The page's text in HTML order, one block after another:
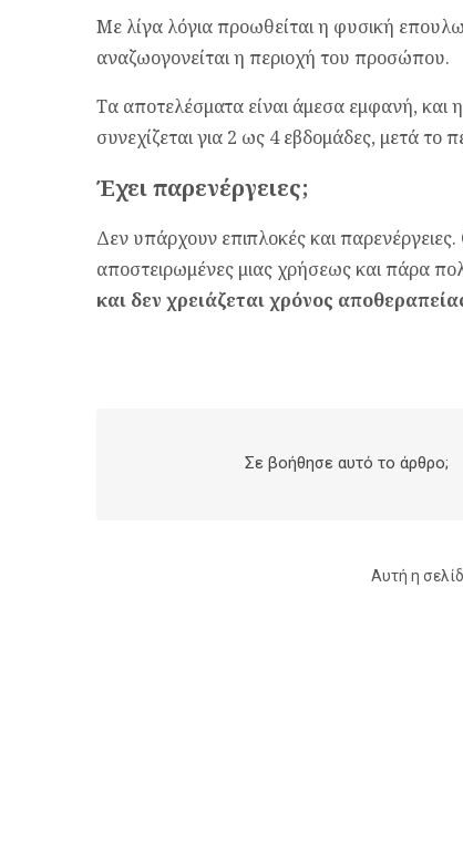
Με λίγα λόγια προωθείται η φυσική
αναζωογονείται η περιοχή του προσώπου.
Τα αποτελέσματα είναι άμεσα εμφανή,
συνεχίζεται για 2 ως 4 εβδομάδες, μετά το
Έχει παρενέργειες;
Δεν υπάρχουν επιπλοκές και παρενέργειες.
αποστειρωμένες μιας χρήσεως και πάρα
και δεν χρειάζεται χρόνος
Σε βοήθησε αυτό το άρθρο;
Αυτή η